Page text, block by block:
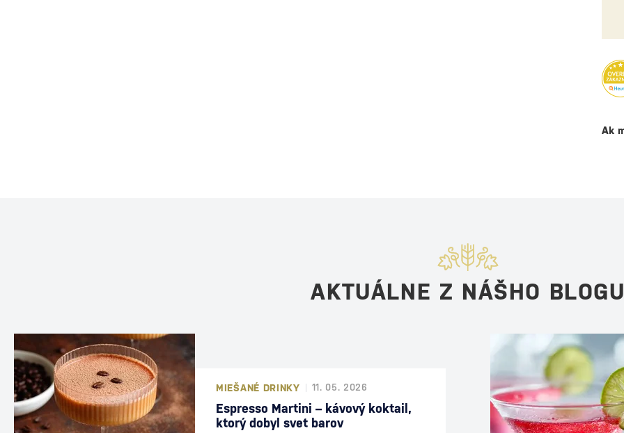
Ak
AKTUÁLNE Z NÁŠHO BLOGU
MIEŠANÉ DRINKY 11. 05. 2026
Espresso Martini – kávový koktail,
ktorý dobyl svet barov